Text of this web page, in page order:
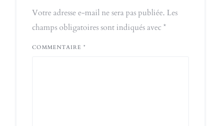
Votre adresse e-mail ne sera pas publiée. Les
champs obligatoires sont indiqués avec*
COMMENTAIRE *